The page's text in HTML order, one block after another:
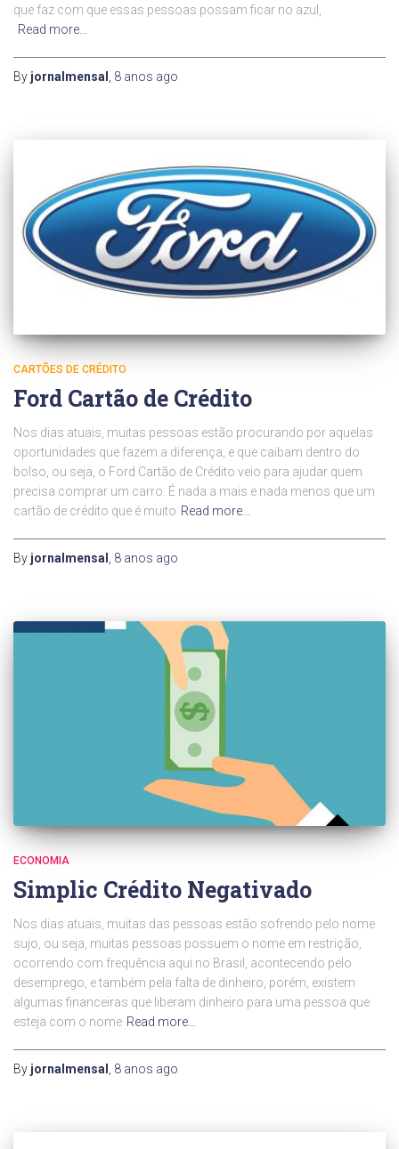
que faz com que essas pessoas possam ficar no azul,
Read more…
By jornalmensal 8 anos ago
CARTÕES DE CRÉDITO
Ford Cartão de Crédito
Nos dias atuais, muitas pessoas estão procurando por aquelas
oportunidades que fazem a diferença, e que caibam dentro do
bolso, ou seja, o Ford Cartão de Crédito veio para ajudar quem
precisa comprar um carro. É nada a mais e nada menos que um
cartão de crédito que é muito Read more…
By jornalmensal , 8 anos ago
ECONOMIA
Simplic Crédito Negativado
Nos dias atuais, muitas das pessoas estão sofrendo pelo nome
sujo, ou seja, muitas pessoas possuem o nome em restrição,
ocorrendo com frequência aqui no Brasil, acontecendo pelo
desemprego, e também pela falta de dinheiro, porém, existem
algumas financeiras que liberam dinheiro para uma pessoa que
esteja com o nome Read more…
By jornalmensal 8 anos ago